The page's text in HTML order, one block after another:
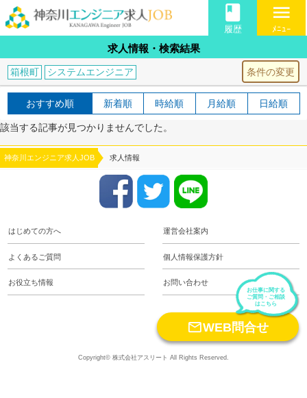
book
履歴
menu
ﾒﾆｭｰ
求人情報・検索結果
条件の変更
箱根町 システムエンジニア
おすすめ順 新着順 時給順 月給順 日給順
該当する記事が見つかりませんでした。
神奈川エンジニア求人JOB 求人情報
はじめての方へ 運営会社案内
よくあるご質問 個人情報保護方針
お役立ち情報 お問い合わせ
お仕事に関する
ご質問・ご相談
はこちら
WEB問合せ
Copyright© 株式会社アスリート All Rights Reserved.